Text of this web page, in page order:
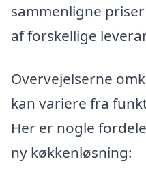
sammenligne
af forskellige
Overvejelserne
kan variere fra
Her er nogle
ny køkkenløsning: